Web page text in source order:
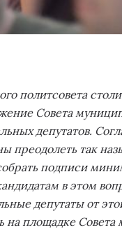
политсовета
Совета
депутатов.
преодолеть так
подписи
в этом
депутаты от
на площадке